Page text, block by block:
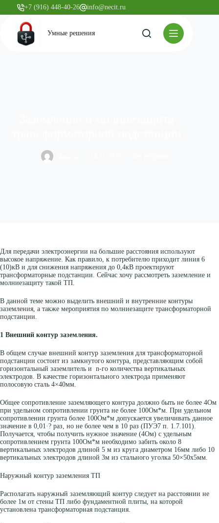
+7 (916) 448-40-26 info@necit.ru
Умные решения
Для передачи электроэнергии на большие расстояния используют
высокое напряжение. Как правило, к потребителю приходит линия 6
(10)кВ и для снижения напряжения до 0,4кВ проектируют
трансформаторные подстанции. Сейчас хочу рассмотреть заземление и
молниезащиту такой ТП.
В данной теме можно выделить внешний и внутренние контуры
заземления, а также мероприятия по молниезащите трансформаторной
подстанции.
1 Внешний контур заземления.
В общем случае внешний контур заземления для трансформаторной
подстанции состоит из замкнутого контура, представляющим собой
горизонтальный заземлитель и n-го количества вертикальных
электродов. В качестве горизонтального электрода применяют
полосовую сталь 4×40мм.
Общее сопротивление заземляющего контура должно быть не более 4Ом
при удельном сопротивлении грунта не более 100Ом*м. При удельном
сопротивлении грунта более 100Ом*м допускается увеличивать данное
значение в 0,01·? раз, но не более чем в 10 раз (ПУЭ7 п. 1.7.101).
Получается, чтобы получить нужное значение (4Ом) с удельным
сопротивлением грунта 100Ом*м необходимо забить около 8
вертикальных электродов длиной 5 м из круга диаметром 16мм либо 10
вертикальных электродов длиной 3м из стального уголка 50×50х5мм.
Наружный контур заземления ТП
Располагать наружный заземляющий контур следует на расстоянии не
более 1м от стены ТП либо фундаментной плиты, на которой
установлена трансформаторная подстанция.